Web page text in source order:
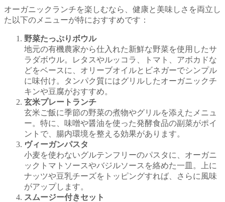
オーガニックランチを楽しむなら、健康と美味しさを両立し
た以下のメニューが特におすすめです：
野菜たっぷりボウル
地元の有機農家から仕入れた新鮮な野菜を使用したサ
ラダボウル。レタスやルッコラ、トマト、アボカドな
どをベースに、オリーブオイルとビネガーでシンプル
に味付け。タンパク質にはグリルしたオーガニックチ
キンや豆腐がおすすめ。
玄米プレートランチ
玄米ご飯に季節の野菜の煮物やグリルを添えたメニュ
ー。特に、味噌や醤油を使った発酵食品の副菜がポイ
ントで、腸内環境を整える効果があります。
ヴィーガンパスタ
小麦を使わないグルテンフリーのパスタに、オーガニ
ックトマトソースやバジルソースを絡めた一皿。上に
ナッツや豆乳チーズをトッピングすれば、さらに風味
がアップします。
スムージー付きセット